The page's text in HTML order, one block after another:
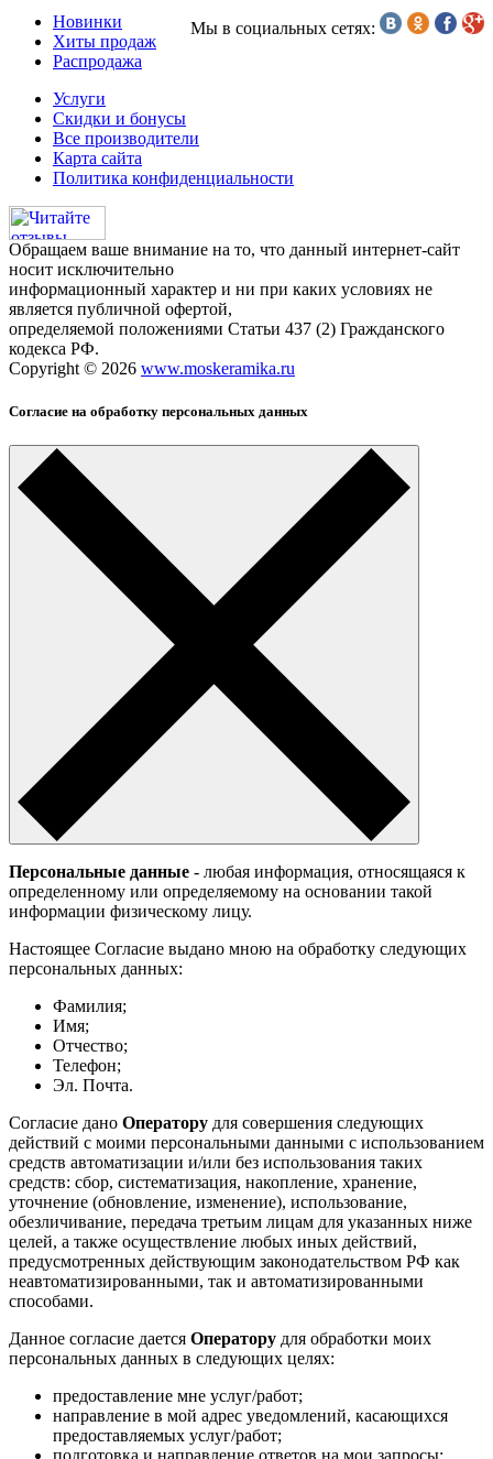
Мы в социальных сетях:
Новинки
Хиты продаж
Распродажа
Услуги
Скидки и бонусы
Все производители
Карта сайта
Политика конфиденциальности
Обращаем ваше внимание на то, что данный интернет-сайт
носит исключительно
информационный характер и ни при каких условиях не
является публичной офертой,
определяемой положениями Статьи 437 (2) Гражданского
кодекса РФ.
Copyright © 2026 www.moskeramika.ru
Согласие на обработку персональных данных
Персональные данные - любая информация, относящаяся к
определенному или определяемому на основании такой
информации физическому лицу.
Настоящее Согласие выдано мною на обработку следующих
персональных данных:
Фамилия;
Имя;
Отчество;
Телефон;
Эл. Почта.
Согласие дано Оператору для совершения следующих
действий с моими персональными данными с использованием
средств автоматизации и/или без использования таких
средств: сбор, систематизация, накопление, хранение,
уточнение (обновление, изменение), использование,
обезличивание, передача третьим лицам для указанных ниже
целей, а также осуществление любых иных действий,
предусмотренных действующим законодательством РФ как
неавтоматизированными, так и автоматизированными
способами.
Данное согласие дается Оператору для обработки моих
персональных данных в следующих целях:
предоставление мне услуг/работ;
направление в мой адрес уведомлений, касающихся
предоставляемых услуг/работ;